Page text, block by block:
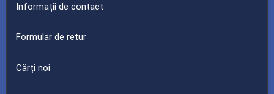
Informații de contact
Formular de retur
Cărți noi